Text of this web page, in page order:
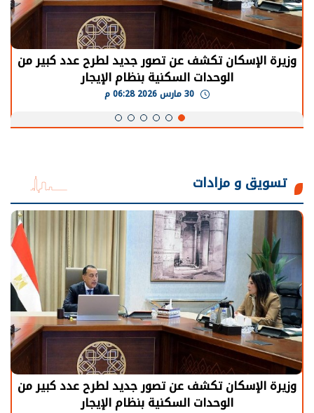
عدد كبير من الرئيس السيسي: توقف الأنشطة
يحتاج إلى سنوات لعودة معدلات
تسويق و مزادات
جديد لطرح عدد كبير من
بنظام الإيجار
الرئيس السيسي:
يحتاج إلى سنوات